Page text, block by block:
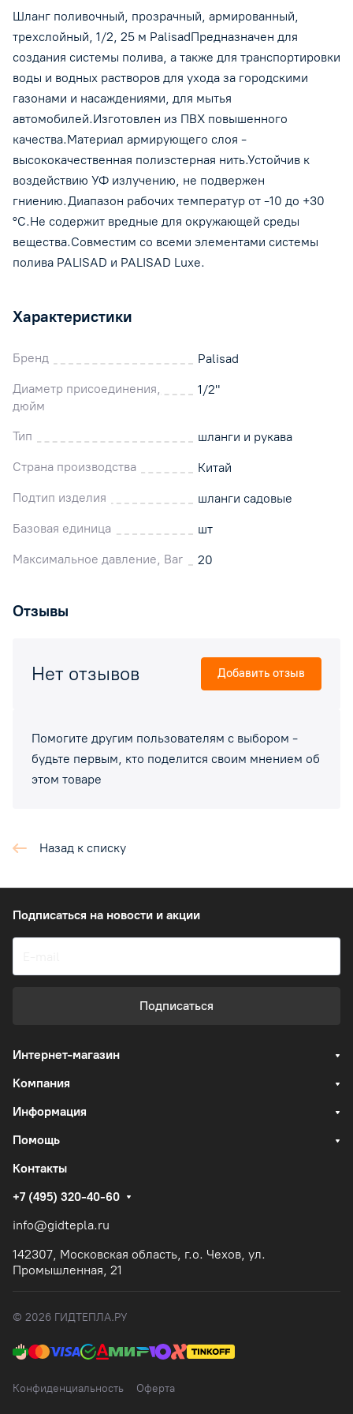
Шланг поливочный, прозрачный, армированный,
трехслойный, 1/2, 25 м PalisadПредназначен для
создания системы полива, а также для транспортировки
воды и водных растворов для ухода за городскими
газонами и насаждениями, для мытья
автомобилей.Изготовлен из ПВХ повышенного
качества.Материал армирующего слоя -
высококачественная полиэстерная нить.Устойчив к
воздействию УФ излучению, не подвержен
гниению.Диапазон рабочих температур от -10 до +30
°С.Не содержит вредные для окружающей среды
вещества.Совместим со всеми элементами системы
полива PALISAD и PALISAD Luxe.
Характеристики
Бренд
Palisad
Диаметр присоединения,
дюйм
1/2"
Тип
шланги и рукава
Страна производства
Китай
Подтип изделия
шланги садовые
Базовая единица
шт
Максимальное давление, Bar
20
Отзывы
Помогите другим пользователям с выбором -
будьте первым, кто поделится своим мнением об
этом товаре
Нет отзывов Добавить отзыв
Назад к списку
Подписаться на новости и акции
Подписаться
Интернет-магазин
Компания
Информация
Помощь
Контакты
+7 (495) 320-40-60
info@gidtepla.ru
142307, Московская область, г.о. Чехов, ул.
Промышленная, 21
© 2026 ГИДТЕПЛА.РУ
Конфиденциальность Оферта